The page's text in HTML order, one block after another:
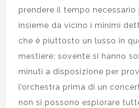
prendere il tempo necessario
insieme da vicino i minimi
che è piuttosto un lusso in
mestiere: sovente si hanno
minuti a disposizione per
l’orchestra prima di un
non si possono esplorare